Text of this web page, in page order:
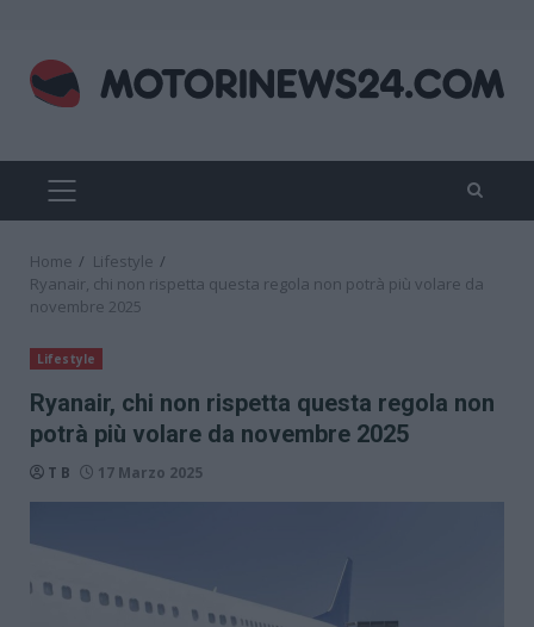
content
PRIMARY
MENU
Home
Lifestyle
Ryanair, chi non rispetta questa regola non potrà più volare da
novembre 2025
Lifestyle
Ryanair, chi non rispetta questa regola non
potrà più volare da novembre 2025
T B 17 Marzo 2025